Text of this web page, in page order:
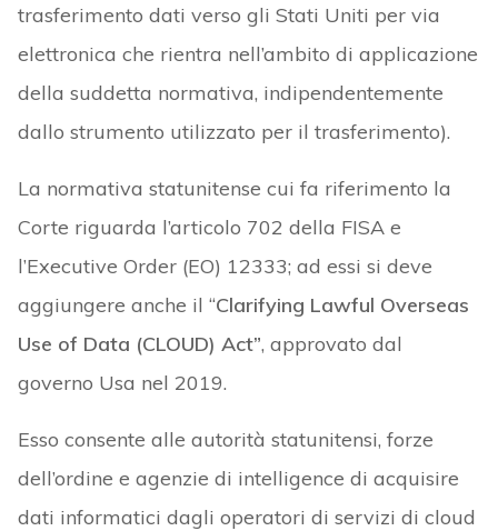
trasferimento dati verso gli Stati Uniti per via
elettronica che rientra nell’ambito di applicazione
della suddetta normativa, indipendentemente
dallo strumento utilizzato per il trasferimento).
La normativa statunitense cui fa riferimento la
Corte riguarda l’articolo 702 della FISA e
l’Executive Order (EO) 12333; ad essi si deve
aggiungere anche il “Clarifying Lawful Overseas
Use of Data (CLOUD) Act”, approvato dal
governo Usa nel 2019.
Esso consente alle autorità statunitensi, forze
dell’ordine e agenzie di intelligence di acquisire
dati informatici dagli operatori di servizi di cloud